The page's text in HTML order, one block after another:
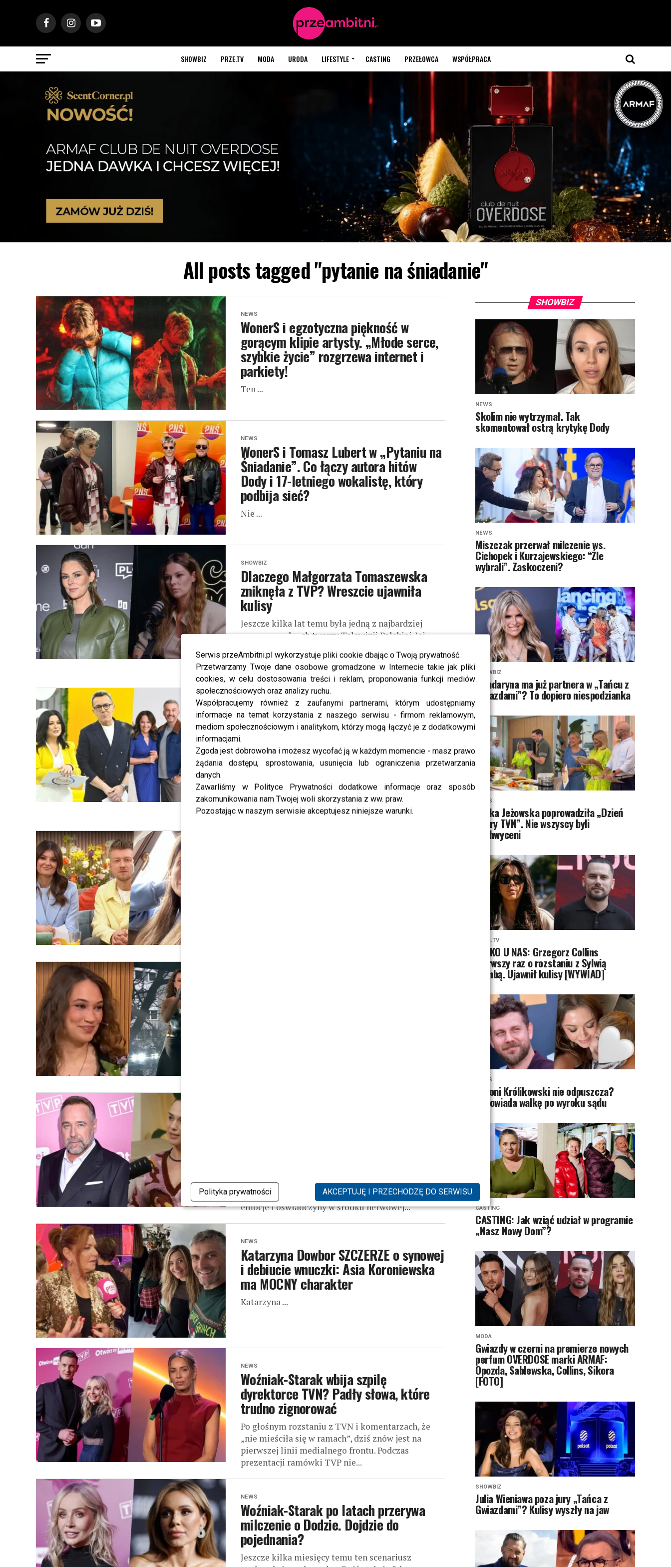
Serwis przeAmbitni.pl wykorzystuje pliki cookie dbając o Twoją prywatność.
Przetwarzamy Twoje dane osobowe gromadzone w Internecie takie jak pliki
cookies, w celu dostosowania treści i reklam, proponowania funkcji mediów
społecznościowych oraz analizy ruchu.
Współpracujemy również z zaufanymi partnerami, którym udostępniamy
informacje na temat korzystania z naszego serwisu - firmom reklamowym,
mediom społecznościowym i analitykom, którzy mogą łączyć je z dodatkowymi
informacjami.
Zgoda jest dobrowolna i możesz wycofać ją w każdym momencie - masz prawo
żądania dostępu, sprostowania, usunięcia lub ograniczenia przetwarzania
danych.
Zawarliśmy w Polityce Prywatności dodatkowe informacje oraz sposób
zakomunikowania nam Twojej woli skorzystania z ww. praw.
Pozostając w naszym serwisie akceptujesz niniejsze warunki.
Polityka prywatności AKCEPTUJĘ I PRZECHODZĘ DO SERWISU
SHOWBIZ PRZE.TV MODA URODA LIFESTYLE CASTING PRZEŁOWCA WSPÓŁPRACA
All posts tagged "pytanie na śniadanie"
NEWS
WonerS i egzotyczna piękność w
gorącym klipie artysty. „Młode serce,
szybkie życie” rozgrzewa internet i
parkiety!
Ten ...
NEWS
WonerS i Tomasz Lubert w „Pytaniu na
Śniadanie”. Co łączy autora hitów
Dody i 17-letniego wokalistę, który
podbija sieć?
Nie ...
SHOWBIZ
Dlaczego Małgorzata Tomaszewska
zniknęła z TVP? Wreszcie ujawniła
kulisy
Jeszcze kilka lat temu była jedną z najbardziej
rozpoznawalnych twarzy Telewizji Polskiej. Jej
programy, które prowadziła, cieszyły się ogromną
popularnością....
NEWS
TVN, TVP czy Polsat? Sprawdzamy
wyniki oglądalności porannych
programów
Polski rynek programów śniadaniowych od dawna
TVP utrzymywały stabilną widownię dzięki
lojalnym odbiorcom i sprawdzonym formatom,
podczas gdy...
wyjazd, pierścionek i wielki moment w
Marrakeszu. Zamiast tego była kłótnia, wielkie
emocje i oświadczyny w środku nerwowej...
NEWS
Katarzyna Dowbor SZCZERZE o synowej
i debiucie wnuczki: Asia Koroniewska
ma MOCNY charakter
Katarzyna ...
NEWS
Woźniak-Starak wbija szpilę
dyrektorce TVN? Padły słowa, które
trudno zignorować
Po głośnym rozstaniu z TVN i komentarzach, że
„nie mieściła się w ramach”, dziś znów jest na
pierwszej linii medialnego frontu. Podczas
prezentacji ramówki TVP nie...
NEWS
Woźniak-Starak po latach przerywa
milczenie o Dodzie. Dojdzie do
pojednania?
Jeszcze kilka miesięcy temu ten scenariusz
SHOWBIZ
NEWS
Skolim nie wytrzymał. Tak
skomentował ostrą krytykę Dody
NEWS
Miszczak przerwał milczenie ws.
Cichopek i Kurzajewskiego: “Źle
wybrali”. Zaskoczeni?
SHOWBIZ
Mandaryna ma już partnera w „Tańcu z
Gwiazdami”? To dopiero niespodzianka
NEWS
Majka Jeżowska poprowadziła „Dzień
dobry TVN”. Nie wszyscy byli
zachwyceni
PRZE.TV
TYLKO U NAS: Grzegorz Collins
pierwszy raz o rozstaniu z Sylwią
Bombą. Ujawnił kulisy [WYWIAD]
NEWS
Antoni Królikowski nie odpuszcza?
Zapowiada walkę po wyroku sądu
CASTING
CASTING: Jak wziąć udział w programie
„Nasz Nowy Dom”?
MODA
Gwiazdy w czerni na premierze nowych
perfum OVERDOSE marki ARMAF:
Opozda, Sablewska, Collins, Sikora
[FOTO]
SHOWBIZ
Julia Wieniawa poza jury „Tańca z
Gwiazdami”? Kulisy wyszły na jaw